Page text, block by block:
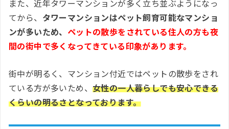
また、近年タワーマンションが多く立ち並ぶようになっ
てから、 タワーマンションはペット飼育可能なマンショ
ンが多いため、 ペットの散歩をされている住人の方も夜
間の街中で多くなってきている印象があります。
街中が明るく、マンション付近ではペットの散歩をされ
ている方が多いため、 女性の一人暮らしでも安心できる
くらいの明るさとなっております。